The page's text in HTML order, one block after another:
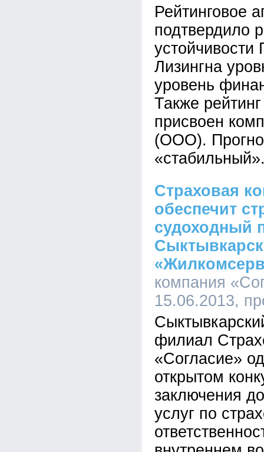
Рейтинговое
подтвердило
устойчивости
Лизингна
уровень
Также
присвоен
(ООО).
Страховая
обеспечит
судоходный
компания
15.06.2013,
филиал
«Согласие»
открытом
заключения
услуг по